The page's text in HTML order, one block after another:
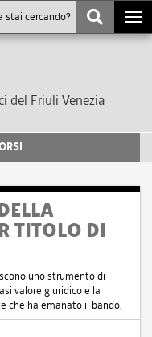
del Friuli Venezia
TITOLO DI
uno strumento di
valore giuridico e la
che ha emanato il bando.